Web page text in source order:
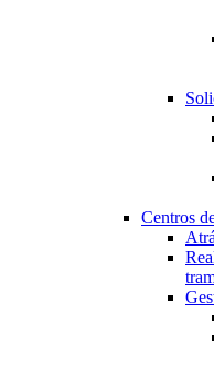
Centros